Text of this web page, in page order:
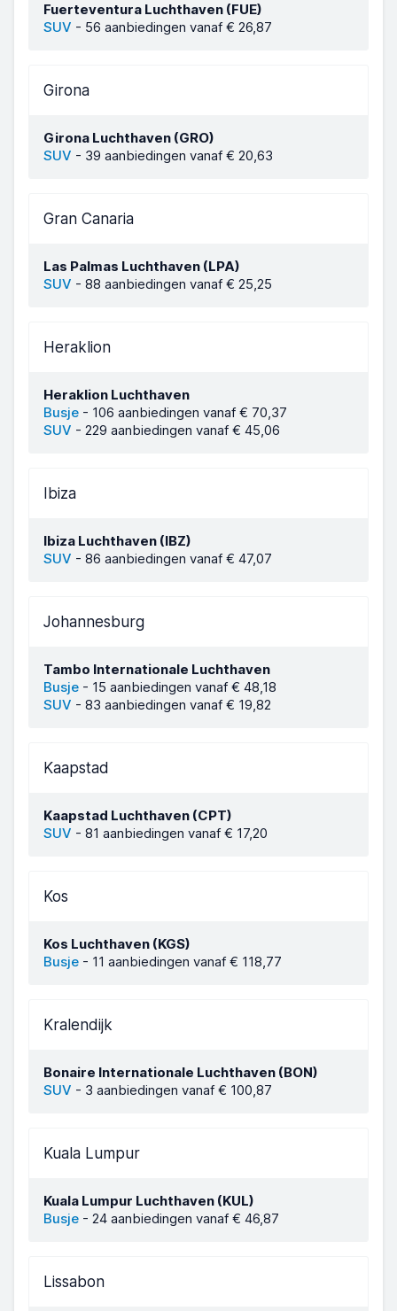
Fuerteventura Luchthaven (FUE)
SUV - 56 aanbiedingen vanaf € 26,87
Girona
Girona Luchthaven (GRO)
SUV - 39 aanbiedingen vanaf € 20,63
Gran Canaria
Las Palmas Luchthaven (LPA)
SUV - 88 aanbiedingen vanaf € 25,25
Heraklion
Heraklion Luchthaven
Busje - 106 aanbiedingen vanaf € 70,37
SUV - 229 aanbiedingen vanaf € 45,06
Ibiza
Ibiza Luchthaven (IBZ)
SUV - 86 aanbiedingen vanaf € 47,07
Johannesburg
Tambo Internationale Luchthaven
Busje - 15 aanbiedingen vanaf € 48,18
SUV - 83 aanbiedingen vanaf € 19,82
Kaapstad
Kaapstad Luchthaven (CPT)
SUV - 81 aanbiedingen vanaf € 17,20
Kos
Kos Luchthaven (KGS)
Busje - 11 aanbiedingen vanaf € 118,77
Kralendijk
Bonaire Internationale Luchthaven (BON)
SUV - 3 aanbiedingen vanaf € 100,87
Kuala Lumpur
Kuala Lumpur Luchthaven (KUL)
Busje - 24 aanbiedingen vanaf € 46,87
Lissabon